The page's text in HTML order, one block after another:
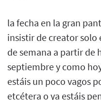
la fecha en la gran
insistir de creator solo
de semana a partir de
septiembre y como
estáis un poco vagos
etcétera o ya estáis